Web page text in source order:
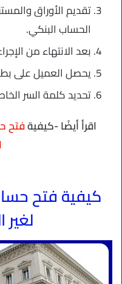
تقديم الأوراق
الحساب البنكي.
بعد الانتهاء من
يحصل العميل على
تحديد كلمة السر
اقرأ أيضًا -كيفيةفتح
كيفية فتح